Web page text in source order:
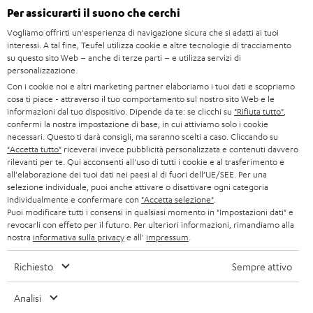
s
l
e
t
t
e
r
BLUETOOTH
CUFFIE
CUFFIE BLUETOOTH
SET STEREO
ALTOPARLANTE
ULTIMA
CUFFIE IN-EAR
FANSHOP
NOVITÁ
STAMPA
B2B
BLOG
NEWSLETTER
NEGOZI
VANTAGGI TEUFEL
LA NOSTRA STORIA
MANAGEMENT
GERMANIA
AUSTRIA
SVIZZERA
PAESI BASSI
BELGIO
FRANCIA
POLONIA
Ci riserviamo il diritto di apportare modifiche relative a specifiche tecniche,
Per assicurarti il suono che cerchi
Vogliamo offrirti un'esperienza di navigazione sicura che si adatti ai tuoi
interessi. A tal fine, Teufel utilizza cookie e altre tecnologie di tracciamento
su questo sito Web – anche di terze parti – e utilizza servizi di
personalizzazione.
Con i cookie noi e altri marketing partner elaboriamo i tuoi dati e scopriamo
cosa ti piace - attraverso il tuo comportamento sul nostro sito Web e le
informazioni dal tuo dispositivo. Dipende da te: se clicchi su "Rifiuta tutto"
confermi la nostra impostazione di base, in cui attiviamo solo i cookie
necessari. Questo ti darà consigli, ma saranno scelti a caso. Cliccando su
"Accetta tutto" riceverai invece pubblicità personalizzata e contenuti davvero
rilevanti per te. Qui acconsenti all'uso di tutti i cookie e al trasferimento e
all'elaborazione dei tuoi dati nei paesi al di fuori dell’UE/SEE. Per una
selezione individuale, puoi anche attivare o disattivare ogni categoria
individualmente e confermare con "Accetta selezione"
Puoi modificare tutti i consensi in qualsiasi momento in "Impostazioni dati" e
revocarli con effeto per il futuro. Per ulteriori informazioni, rimandiamo alla
nostra informativa sulla privacye all' impressum
Richiesto Sempre attivo
Analisi